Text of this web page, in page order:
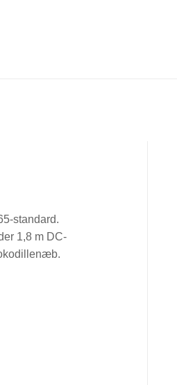
standard.
1,8 m DC-